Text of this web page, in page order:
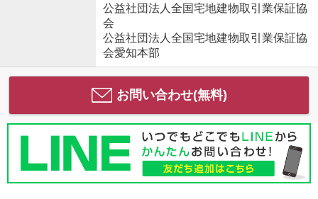
公益社団法人全国宅地建物取引業保証協
会
公益社団法人全国宅地建物取引業保証協
会愛知本部
お問い合わせ(無料)